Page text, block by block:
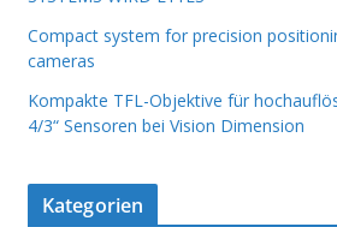
Compact system for precision
cameras
Kompakte TFL-Objektive für
4/3“ Sensoren bei Vision Dimension
Kategorien